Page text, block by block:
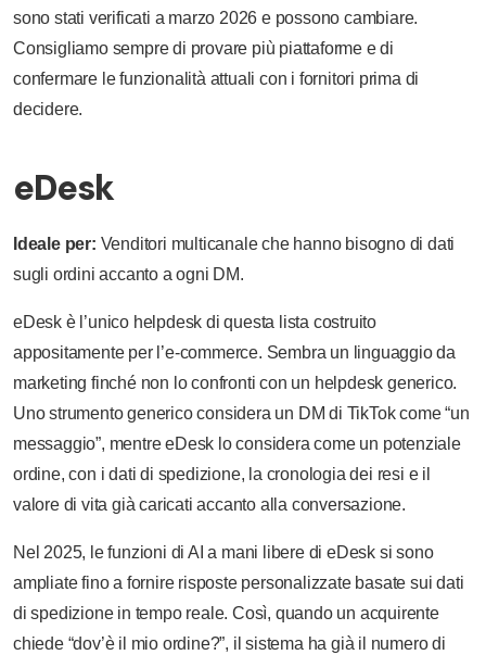
sono stati verificati a marzo 2026 e possono cambiare.
Consigliamo sempre di provare più piattaforme e di
confermare le funzionalità attuali con i fornitori prima di
decidere.
eDesk
Ideale per: Venditori multicanale che hanno bisogno di dati
sugli ordini accanto a ogni DM.
eDesk è l’unico helpdesk di questa lista costruito
appositamente per l’e-commerce. Sembra un linguaggio da
marketing finché non lo confronti con un helpdesk generico.
Uno strumento generico considera un DM di TikTok come “un
messaggio”, mentre eDesk lo considera come un potenziale
ordine, con i dati di spedizione, la cronologia dei resi e il
valore di vita già caricati accanto alla conversazione.
Nel 2025, le funzioni di AI a mani libere di eDesk si sono
ampliate fino a fornire risposte personalizzate basate sui dati
di spedizione in tempo reale. Così, quando un acquirente
chiede “dov’è il mio ordine?”, il sistema ha già il numero di